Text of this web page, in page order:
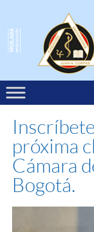
próxima
Cámara
Bogotá.